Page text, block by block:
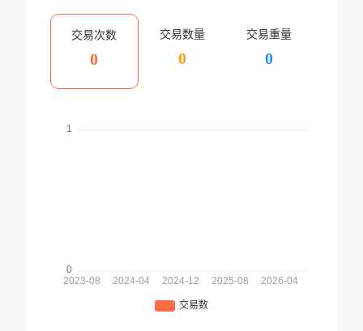
交易次数
0
交易数量
0
交易重量
0